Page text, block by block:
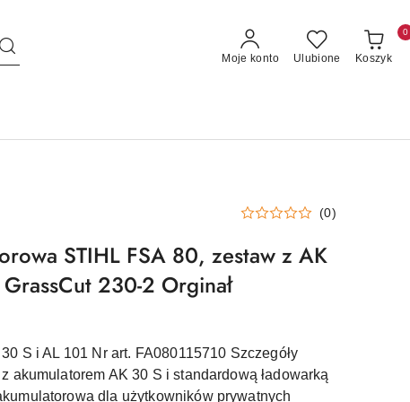
Moje konto Ulubione Koszyk
0
(0)
STIHL FSA 80, zestaw z AK
230-2 Orginał
S i AL 101 Nr art. FA080115710 Szczegóły
akumulatorem AK 30 S i standardową ładowarką
dla użytkowników prywatnych